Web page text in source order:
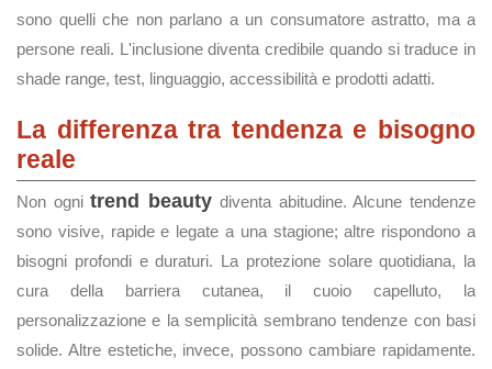
sono quelli che non parlano a un consumatore astratto, ma a
persone reali. L'inclusione diventa credibile quando si traduce in
shade range, test, linguaggio, accessibilità e prodotti adatti.
La differenza tra tendenza e bisogno
reale
Non ognitrend beauty diventa abitudine. Alcune tendenze
sono visive, rapide e legate a una stagione; altre rispondono a
bisogni profondi e duraturi. La protezione solare quotidiana, la
cura della barriera cutanea, il cuoio capelluto, la
personalizzazione e la semplicità sembrano tendenze con basi
solide. Altre estetiche, invece, possono cambiare rapidamente.